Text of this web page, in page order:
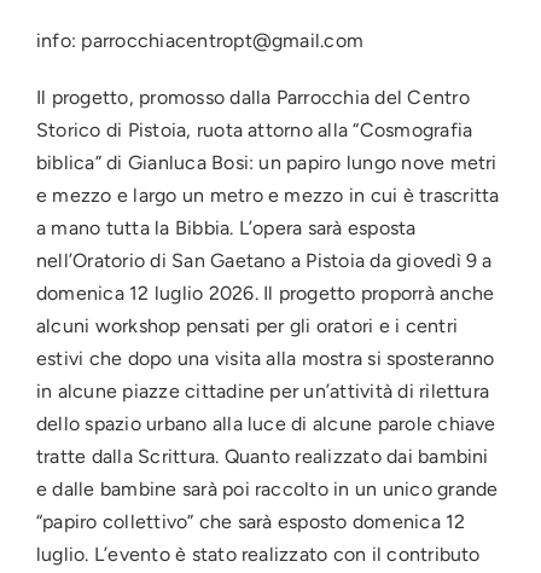
info: parrocchiacentropt@gmail.com
Il progetto, promosso dalla Parrocchia del Centro
Storico di Pistoia, ruota attorno alla “Cosmografia
biblica” di Gianluca Bosi: un papiro lungo nove metri
e mezzo e largo un metro e mezzo in cui è trascritta
a mano tutta la Bibbia. L’opera sarà esposta
nell’Oratorio di San Gaetano a Pistoia da giovedì 9 a
domenica 12 luglio 2026. Il progetto proporrà anche
alcuni workshop pensati per gli oratori e i centri
estivi che dopo una visita alla mostra si sposteranno
in alcune piazze cittadine per un’attività di rilettura
dello spazio urbano alla luce di alcune parole chiave
tratte dalla Scrittura. Quanto realizzato dai bambini
e dalle bambine sarà poi raccolto in un unico grande
“papiro collettivo” che sarà esposto domenica 12
luglio. L’evento è stato realizzato con il contributo